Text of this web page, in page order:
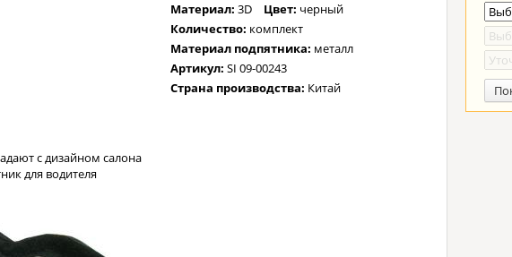
Материал:3D Цвет: черный
Количество: комплект
Материал подпятника: металл
Артикул:SI 09-00243
Страна производства: Китай
с дизайном салона
для водителя